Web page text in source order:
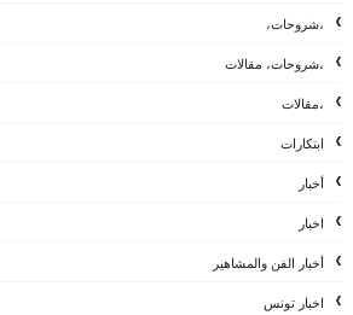
،شروحات،
،شروحات، مقالات
،مقالات
ابتكارات
أخبار
اخبار
أخبار الفن والمشاهير
اخبار تونس